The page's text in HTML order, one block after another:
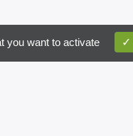
you want to activate